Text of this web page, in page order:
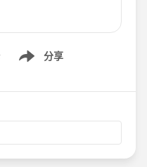
サーバー管理がメイ
ール・お申込みはこ
分享
Show menu